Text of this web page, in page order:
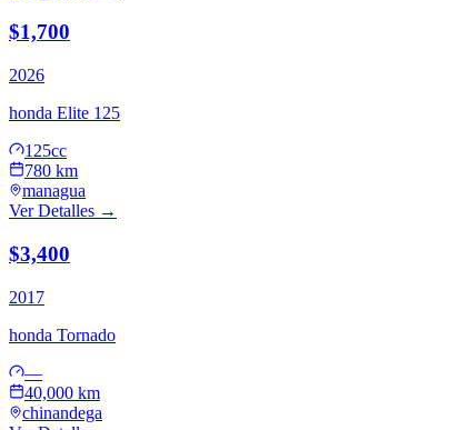
$1,700
2026
honda Elite 125
125cc
780 km
managua
Ver Detalles →
$3,400
2017
honda Tornado
—
40,000 km
chinandega